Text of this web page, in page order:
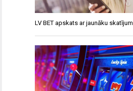
LV BET apskats ar jaunāku